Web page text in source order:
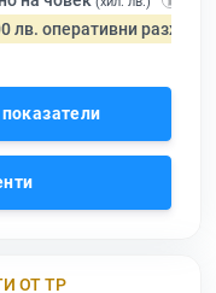
лв. оперативни разходи
ОТ ТР